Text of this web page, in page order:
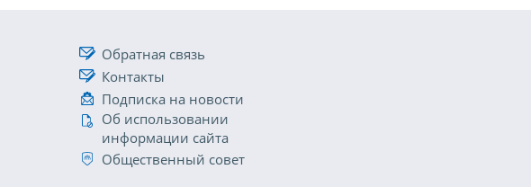
Обратная связь
Контакты
Подписка на новости
Об использовании
информации сайта
Общественный совет